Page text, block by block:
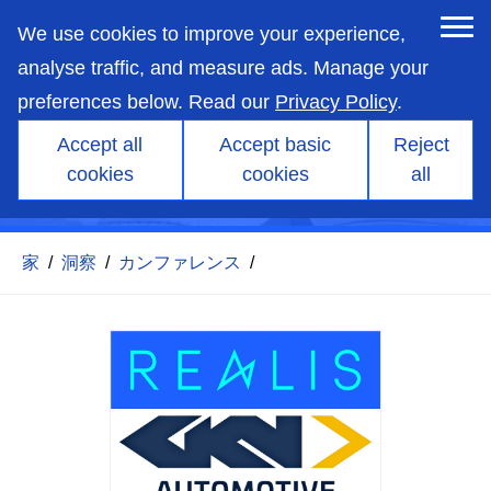
We use cookies to improve your experience,
analyse traffic, and measure ads. Manage your
preferences below. Read our Privacy Policy.
Accept all
cookies
Accept basic
cookies
Reject
all
main
content
ギア鳴きを最小限に抑えたEV
トランスミッションのSABR
によるコンセプト設計
家 / 洞察 / カンファレンス /